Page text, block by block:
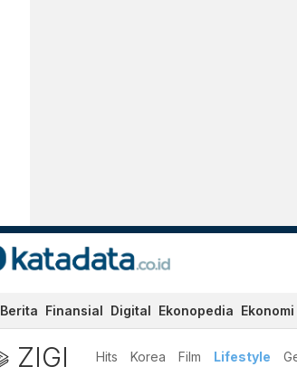
Berita Finansial Digital Ekonopedia
ZIGI Hits Korea Film Lifestyle